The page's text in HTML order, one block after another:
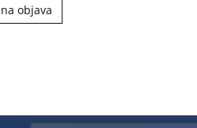
navigation
objava